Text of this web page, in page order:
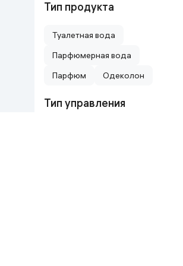
Тип продукта
Туалетная вода
Парфюмерная вода
Парфюм
Одеколон
Тип управления